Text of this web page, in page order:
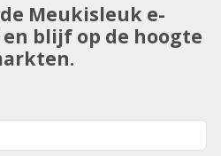
Meukisleuk e-
blijf op de hoogte